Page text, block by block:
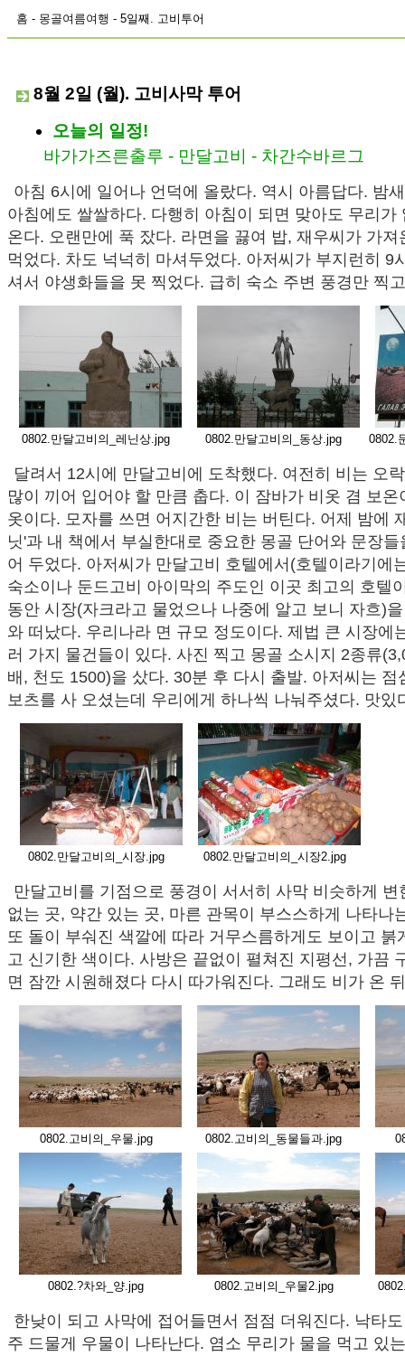
홈 - 몽골여름여행 - 5일째. 고비투어
8월 2일 (월). 고비사막 투어
오늘의 일정!
바가가즈른출루 - 만달고비 - 차간수바르그
아침 6시에 일어나 언덕에 올랐다. 역시 아름답다. 밤
아침에도 쌀쌀하다. 다행히 아침이 되면 맞아도 무리가
온다. 오랜만에 푹 잤다. 라면을 끓여 밥, 재우씨가 가져
먹었다. 차도 넉넉히 마셔두었다. 아저씨가 부지런히 9
셔서 야생화들을 못 찍었다. 급히 숙소 주변 풍경만 찍
0802.만달고비의_레닌상.jpg 0802.만달고비의_동상.jpg 0802.
달려서 12시에 만달고비에 도착했다. 여전히 비는 오
많이 끼어 입어야 할 만큼 춥다. 이 잠바가 비옷 겸 보온
옷이다. 모자를 쓰면 어지간한 비는 버틴다. 어제 밤에
닛'과 내 책에서 부실한대로 중요한 몽골 단어와 문장
어 두었다. 아저씨가 만달고비 호텔에서(호텔이라기에
숙소이나 둔드고비 아이막의 주도인 이곳 최고의 호텔
동안 시장(자크라고 물었으나 나중에 알고 보니 자흐)
와 떠났다. 우리나라 면 규모 정도이다. 제법 큰 시장에
러 가지 물건들이 있다. 사진 찍고 몽골 소시지 2종류
배, 천도 1500)을 샀다. 30분 후 다시 출발. 아저씨는 점
보츠를 사 오셨는데 우리에게 하나씩 나눠주셨다. 맛있
0802.만달고비의_시장.jpg 0802.만달고비의_시장2.jpg
만달고비를 기점으로 풍경이 서서히 사막 비슷하게 변
없는 곳, 약간 있는 곳, 마른 관목이 부스스하게 나타나
또 돌이 부숴진 색깔에 따라 거무스름하게도 보이고 붉
고 신기한 색이다. 사방은 끝없이 펼쳐진 지평선, 가끔
면 잠깐 시원해졌다 다시 따가워진다. 그래도 비가 온
0802.고비의_우물.jpg 0802.고비의_동물들과.jpg
0802.?차와_양.jpg 0802.고비의_우물2.jpg
한낮이 되고 사막에 접어들면서 점점 더워진다. 낙타
주 드물게 우물이 나타난다. 염소 무리가 물을 먹고 있